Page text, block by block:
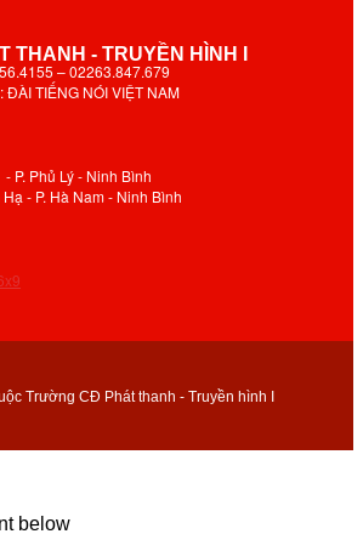
THANH - TRUYỀN HÌNH I
– 02263.847.679
TIẾNG NÓI VIỆT NAM
P. Phủ Lý - Ninh Bình
- P. Hà Nam - Ninh Bình
Trường CĐ Phát thanh - Truyền hình I
below